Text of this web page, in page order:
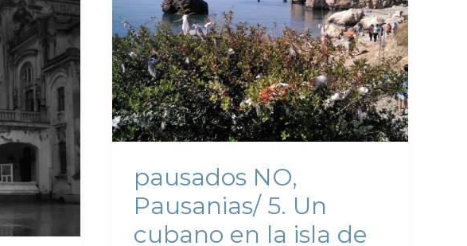
pausados NO,
Pausanias/ 5. Un
cubano en la isla de